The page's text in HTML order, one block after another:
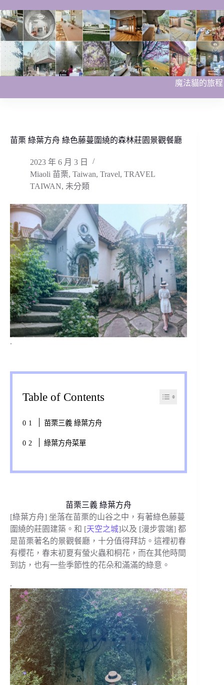
至
主
要
內
容
魔法貓的旅程
苗栗 綠葉方舟 綠色藤蔓圍繞的森林莊園景觀餐廳
2023 年 6 月 3 日
Miaoli 苗栗, Taiwan, Travel, TRAVEL
TAIWAN, 未分類
.
Table of Contents
苗栗三義 綠葉方舟
綠葉方舟菜單
苗栗三義 綠葉方舟
[綠葉方舟] 坐落在苗栗的山谷之中，有著綠色藤蔓
圍繞的莊園建築。和 [天空之城]以及 [漫步雲端] 都
是苗栗著名的景觀餐廳，十分值得拜訪。這裡初春
有櫻花，春末初夏有螢火蟲和桐花，而在其他時間
到訪，也有一些季節性的花朵和滿滿的綠意。
.